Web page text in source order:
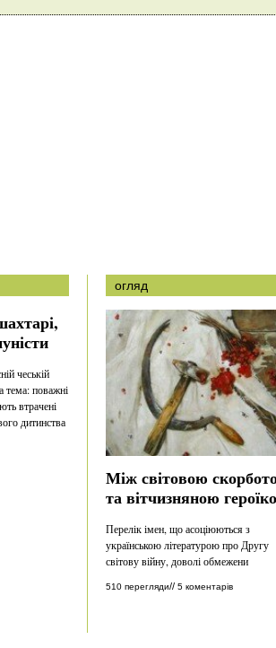
чеській
тема: поважні
втрачені
дитинства
огляд
Між світовою
та вітчизняною
Перелік імен, що асоціюються з
українською літературою про Другу
світову війну, доволі обмежени
510 перегляди// 5 коментарів